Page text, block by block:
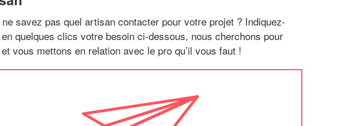
ne savez pas quel artisan contacter pour votre projet ? Indiquez-
quelques clics votre besoin ci-dessous, nous cherchons pour
vous mettons en relation avec le pro qu’il vous faut !